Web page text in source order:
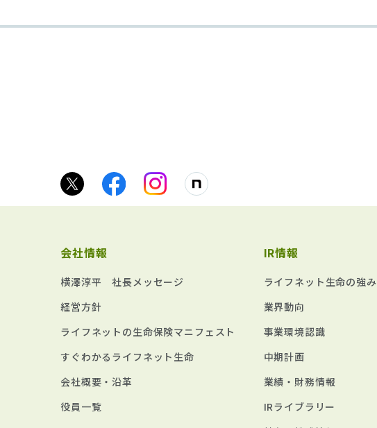
会社情報
横澤淳平 社長メッセージ
経営方針
ライフネットの生命保険マニフェスト
すぐわかるライフネット生命
会社概要・沿革
役員一覧
IR情報
ライフネット生命の強み
業界動向
事業環境認識
中期計画
業績・財務情報
IRライブラリー